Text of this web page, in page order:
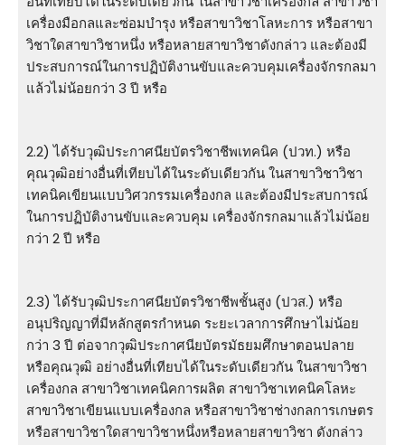
เครื่องมือกลและซ่อมบํารุง หรือสาขาวิชาโลหะการ หรือสาขา
วิชาใดสาขาวิชาหนึ่ง หรือหลายสาขาวิชาดังกล่าว และต้องมี
ประสบการณ์ในการปฏิบัติงานขับและควบคุมเครื่องจักรกลมา
แล้วไม่น้อยกว่า 3 ปี หรือ
2.2) ได้รับวุฒิประกาศนียบัตรวิชาชีพเทคนิค (ปวท.) หรือ
คุณวุฒิอย่างอื่นที่เทียบได้ในระดับเดียวกัน ในสาขาวิชาวิชา
เทคนิคเขียนแบบวิศวกรรมเครื่องกล และต้องมีประสบการณ์
ในการปฏิบัติงานขับและควบคุม เครื่องจักรกลมาแล้วไม่น้อย
กว่า 2 ปี หรือ
2.3) ได้รับวุฒิประกาศนียบัตรวิชาชีพชั้นสูง (ปวส.) หรือ
อนุปริญญาที่มีหลักสูตรกําหนด ระยะเวลาการศึกษาไม่น้อย
กว่า 3 ปี ต่อจากวุฒิประกาศนียบัตรมัธยมศึกษาตอนปลาย
หรือคุณวุฒิ อย่างอื่นที่เทียบได้ในระดับเดียวกัน ในสาขาวิชา
เครื่องกล สาขาวิชาเทคนิคการผลิต สาขาวิชาเทคนิคโลหะ
สาขาวิชาเขียนแบบเครื่องกล หรือสาขาวิชาช่างกลการเกษตร
หรือสาขาวิชาใดสาขาวิชาหนึ่งหรือหลายสาขาวิชา ดังกล่าว